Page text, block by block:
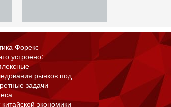
Форекс
устроено:
рынков под
задачи
китайской экономики